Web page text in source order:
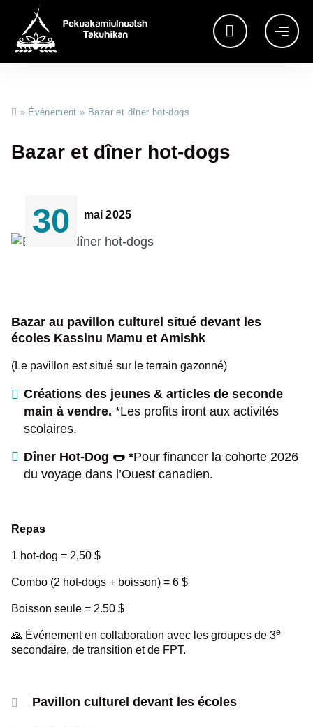
» Événement » Bazar et dîner hot-dogs
Bazar et dîner hot-dogs
30 mai 2025
Bazar au pavillon culturel situé devant les
écoles Kassinu Mamu et Amishk
(Le pavillon est situé sur le terrain gazonné)
Créations des jeunes & articles de seconde
main à vendre. *Les profits iront aux activités
scolaires.
Dîner Hot-Dog 🌭 *Pour financer la cohorte 2026
du voyage dans l’Ouest canadien.
Repas
1 hot-dog = 2,50 $
Combo (2 hot-dogs + boisson) = 6 $
Boisson seule = 2.50 $
🙏 Événement en collaboration avec les groupes de 3e
secondaire, de transition et de FPT.
Pavillon culturel devant les écoles